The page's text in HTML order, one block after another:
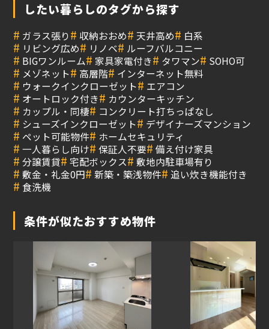
したい暮らしのタグから探す
# ガラス張り# 収納おおめ# 天井高め# 白系
# リビング広め# リノベ# ルーフバルコニー
# BIGワンルーム# 家具家電付き# タワマン# SOHO可
# メゾネット# 高層階# インターネット無料
# ウォークインクローゼット# エアコン
# オートロック付き# カウンターキッチン
# カップル・同棲# コンクリート打ちっぱなし
# シューズインクローゼット# デザイナーズマンション
# ペット可能物件# ホームセキュリティ
# 一人暮らし向け# 保証人不要# 備え付け家具
# 分譲賃貸# 宅配ボックス# 敷地内駐車場有り
# 敷金・礼金0円# 新築・築浅物件# 追い炊き機能付き
# 食洗機
条件が似たおすすめ物件